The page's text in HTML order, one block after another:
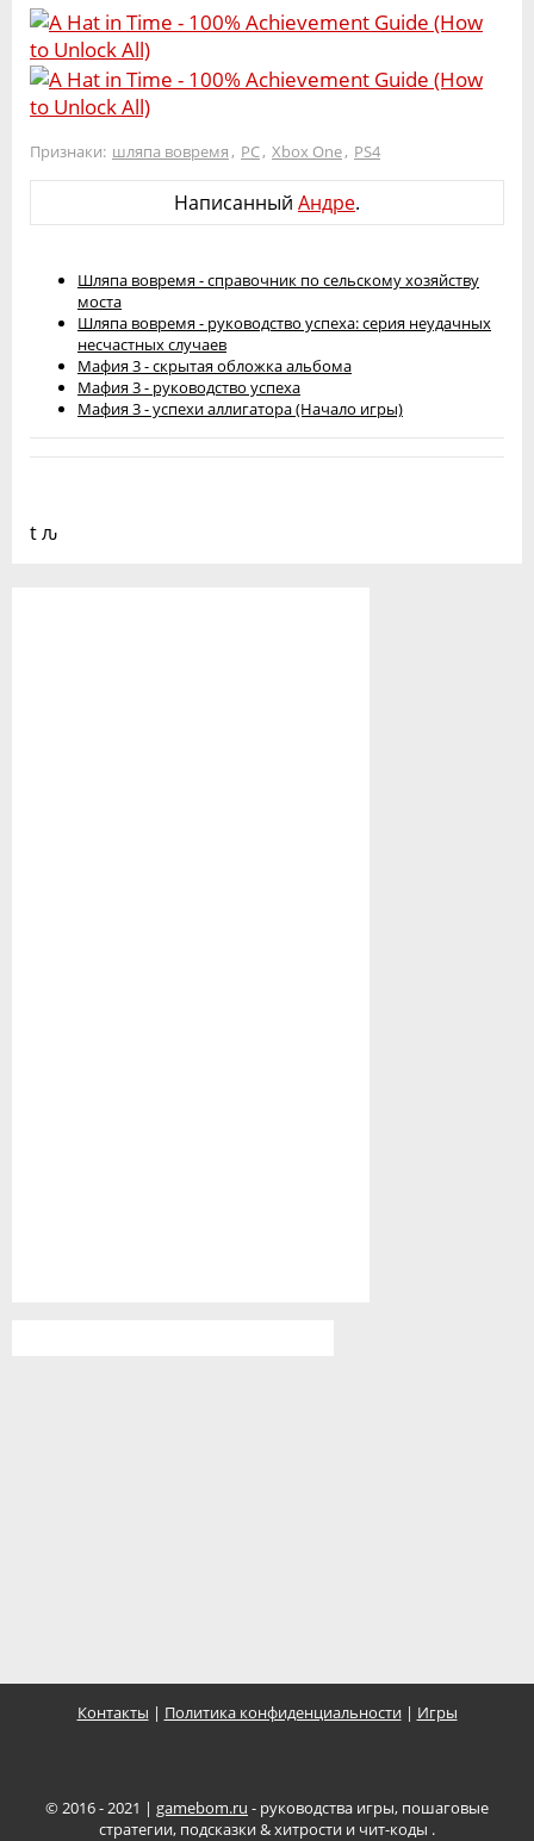
Признаки: шляпа вовремя , PC, Xbox One, PS4
Написанный Андре.
Шляпа вовремя - справочник по сельскому хозяйству
моста
Шляпа вовремя - руководство успеха: серия неудачных
несчастных случаев
Мафия 3 - скрытая обложка альбома
Мафия 3 - руководство успеха
Мафия 3 - успехи аллигатора (Начало игры)
t ԉ
Контакты | Политика конфиденциальности| Игры
© 2016 - 2021 | gamebom.ru - руководства игры, пошаговые
стратегии, подсказки & хитрости и чит-коды .